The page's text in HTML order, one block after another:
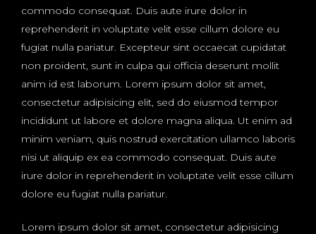
commodo consequat. Duis aute irure dolor in
reprehenderit in voluptate velit esse cillum dolore eu
fugiat nulla pariatur. Excepteur sint occaecat cupidatat
non proident, sunt in culpa qui officia deserunt mollit
anim id est laborum. Lorem ipsum dolor sit amet,
consectetur adipisicing elit, sed do eiusmod tempor
incididunt ut labore et dolore magna aliqua. Ut enim ad
minim veniam, quis nostrud exercitation ullamco laboris
nisi ut aliquip ex ea commodo consequat. Duis aute
irure dolor in reprehenderit in voluptate velit esse cillum
dolore eu fugiat nulla pariatur.
Lorem ipsum dolor sit amet, consectetur adipisicing